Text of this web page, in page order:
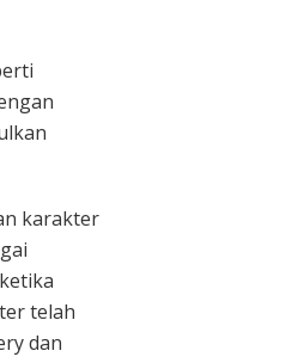
karakter
telah
dan